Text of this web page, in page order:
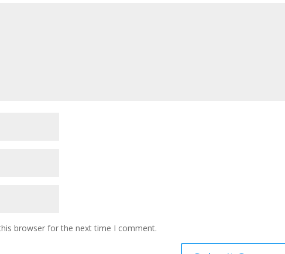
browser for the next time I comment.